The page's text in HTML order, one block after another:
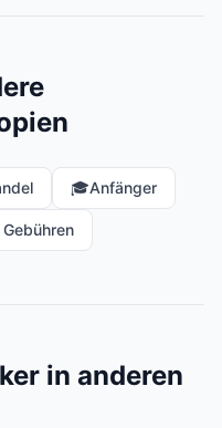
🎓Anfänger
in anderen